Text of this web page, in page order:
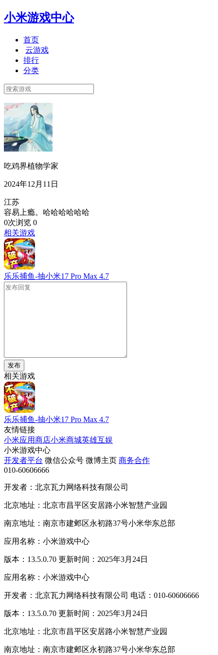
小米游戏中心
首页
云游戏
排行
分类
吃鸡界植物学家
2024年12月11日
江苏
容易上瘾。哈哈哈哈哈哈
0次浏览 0
相关游戏
乐乐捕鱼-抽小米17 Pro Max 4.7
发布
相关游戏
乐乐捕鱼-抽小米17 Pro Max 4.7
友情链接
小米应用商店小米商城英雄互娱
小米游戏中心
开发者平台 微信公众号 微博主页 商务合作
010-60606666
开发者：北京瓦力网络科技有限公司
北京地址：北京市昌平区安居路小米智慧产业园
南京地址：南京市建邺区永初路37号小米华东总部
应用名称：小米游戏中心
版本：13.5.0.70 更新时间：2025年3月24日
应用名称：小米游戏中心
开发者：北京瓦力网络科技有限公司 电话：010-60606666
版本：13.5.0.70 更新时间：2025年3月24日
北京地址：北京市昌平区安居路小米智慧产业园
南京地址：南京市建邺区永初路37号小米华东总部